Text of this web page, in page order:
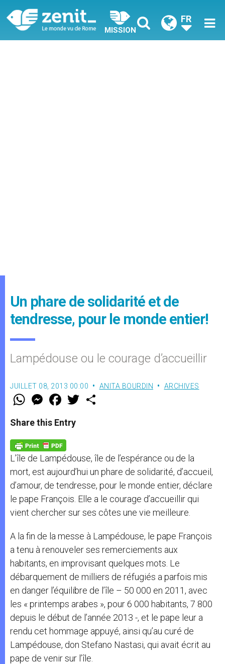
MISSION
FR
Un phare de solidarité et de
tendresse, pour le monde entier!
Lampédouse ou le courage d’accueillir
JUILLET 08, 2013 00:00 ANITA BOURDIN ARCHIVES
W
t
s
p
p
M
e
s
e
g
e
r
F
a
e
b
o
k
w
Share this Entry
L’île de Lampédouse, île de l’espérance ou de la
mort, est aujourd’hui un phare de solidarité, d’accueil,
d’amour, de tendresse, pour le monde entier, déclare
le pape François. Elle a le courage d’accueillir qui
vient chercher sur ses côtes une vie meilleure.
A la fin de la messe à Lampédouse, le pape François
a tenu à renouveler ses remerciements aux
habitants, en improvisant quelques mots. Le
débarquement de milliers de réfugiés a parfois mis
en danger l’équilibre de l’île – 50 000 en 2011, avec
les « printemps arabes », pour 6 000 habitants, 7 800
depuis le début de l’année 2013 -, et le pape leur a
rendu cet hommage appuyé, ainsi qu’au curé de
Lampédouse, don Stefano Nastasi, qui avait écrit au
pape de venir sur l’île.